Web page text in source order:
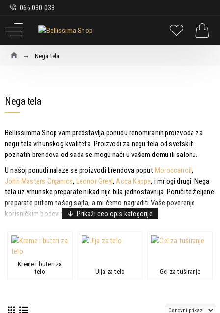
066 030 033
Nega tela
Nega tela
Bellissimma Shop vam predstavlja ponudu renomiranih proizvoda za
negu tela vrhunskog kvaliteta. Proizvodi za negu tela od svetskih
poznatih brendova od sada se mogu naći u vašem domu ili salonu.
U našoj ponudi nalaze se proizvodi brendova poputMoroccanoil,
John Masters Organics, Leonor Greyl,Acca Kappa, i mnogi drugi. Nega
tela uz vrhunske preparate nikad nije bila jednostavnija. Poručite željene
preparate putem našeg sajta, a mi ćemo nagraditi Vaše poverenje
korisničkim bodovima i dodatnim pogodnostima.
Kreme i buteri za
telo
Ulja za telo Gel za tuširanje